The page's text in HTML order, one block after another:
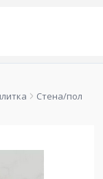
Стена/пол